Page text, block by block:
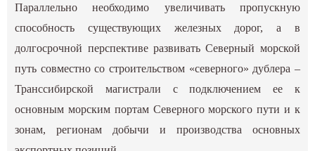
Параллельно необходимо увеличивать пропускную
способность существующих железных дорог, а в
долгосрочной перспективе развивать Северный морской
путь совместно со строительством «северного» дублера –
Транссибирской магистрали с подключением ее к
основным морским портам Северного морского пути и к
зонам, регионам добычи и производства основных